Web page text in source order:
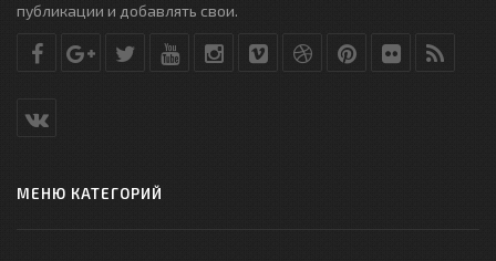
публикации и добавлять свои.
МЕНЮ КАТЕГОРИЙ